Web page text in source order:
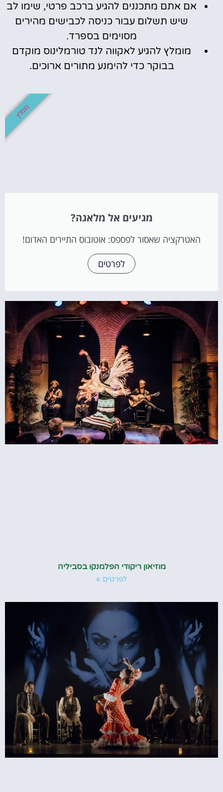
אם אתם מתכננים להגיע ברכב פרטי, שימו לב
שיש תשלום עבור כניסה לכבישים מהירים
מסוימים בספרד.
מומלץ להגיע לאקווה לנד טורמלינוס מוקדם
בבוקר כדי להימנע מתורים ארוכים.
מגיעים אל מלאגה?
האטרקציה שאסור לפספס: אוטובוס התיירים האדום!
לפרטים
מומלץ
מוזיאון ריקודי הפלמנקו בסביליה
לפרטים »